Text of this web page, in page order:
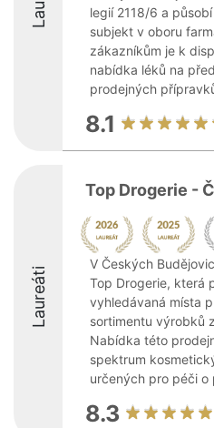
legií 2118/6 a
subjekt v oboru
zákazníkům je k
nabídka léků na
prodejných
8.1
Laureáti
Top Drogerie -
V Českých
Top Drogerie, která
vyhledávaná místa
sortimentu výrobků
Nabídka této
spektrum
určených pro péči o
8.3